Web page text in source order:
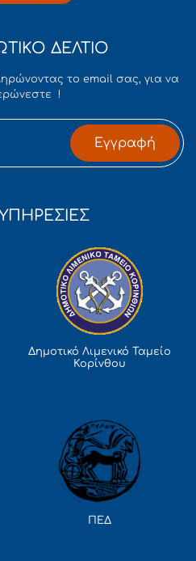
ΔΕΛΤΙΟ
το email σας, για να
!
Εγγραφή
Δημοτικό Λιμενικό Ταμείο
Κορίνθου
ΠΕΔ